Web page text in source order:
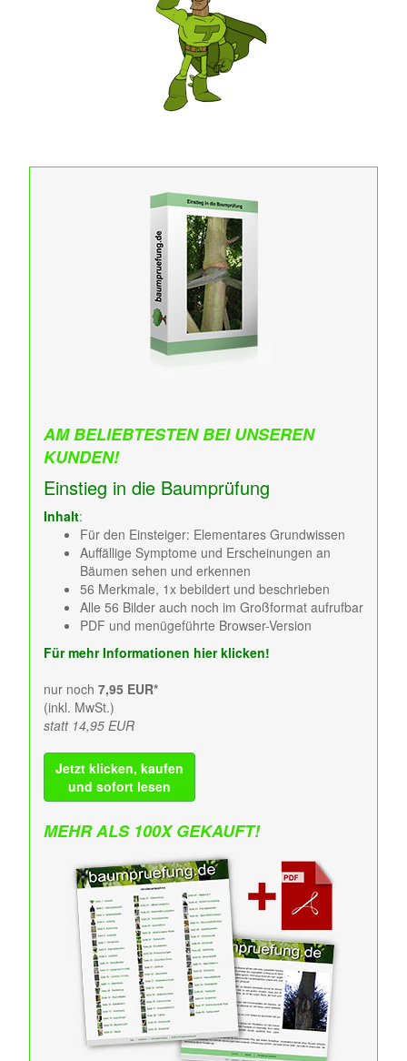
AM BELIEBTESTEN BEI UNSEREN
KUNDEN!
Einstieg in die Baumprüfung
Inhalt:
Für den Einsteiger: Elementares Grundwissen
Auffällige Symptome und Erscheinungen an
Bäumen sehen und erkennen
56 Merkmale, 1x bebildert und beschrieben
Alle 56 Bilder auch noch im Großformat aufrufbar
PDF und menügeführte Browser-Version
Für mehr Informationen hier klicken!
nur noch 7,95 EUR*
(inkl. MwSt.)
statt 14,95 EUR
Jetzt klicken, kaufen
und sofort lesen
MEHR ALS 100X GEKAUFT!